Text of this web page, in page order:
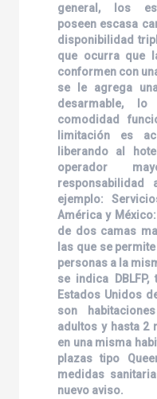
general, los
poseen escasa
disponibilidad
que ocurra que
conformen con
se le agrega
desarmable,
comodidad
limitación es
liberando al
operador
ejemplo:
América y
de dos camas
las que se
personas a la
se indica
Estados Unidos
son
adultos y hasta 2
en una misma
plazas tipo
medidas
nuevo aviso.